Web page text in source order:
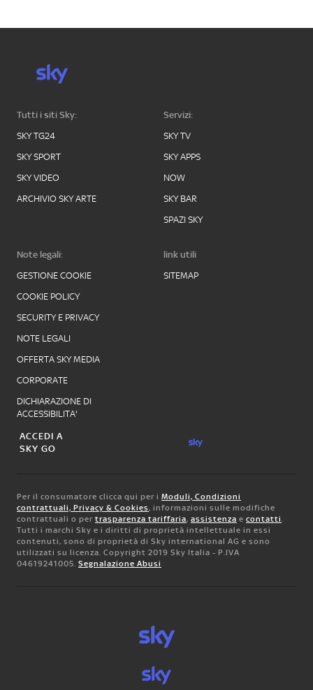
Tutti i siti Sky:
SKY TG24
SKY SPORT
SKY VIDEO
ARCHIVIO SKY ARTE
Servizi:
SKY TV
SKY APPS
NOW
SKY BAR
SPAZI SKY
Note legali:
GESTIONE COOKIE
COOKIE POLICY
SECURITY E PRIVACY
NOTE LEGALI
OFFERTA SKY MEDIA
CORPORATE
DICHIARAZIONE DI
ACCESSIBILITA'
link utili
SITEMAP
ACCEDI A
SKY GO
Per il consumatore clicca qui per i Moduli, Condizioni
contrattuali, Privacy & Cookies, informazioni sulle modifiche
contrattuali o per trasparenza tariffaria, assistenza e contatti.
Tutti i marchi Sky e i diritti di proprietà intellettuale in essi
contenuti, sono di proprietà di Sky international AG e sono
utilizzati su licenza. Copyright 2019 Sky Italia - P.IVA
04619241005. Segnalazione Abusi